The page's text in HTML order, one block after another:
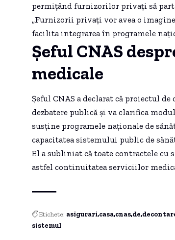
permițând furnizorilor privați să
„Furnizorii privați vor avea o imagine
facilita integrarea în programele
Șeful CNAS
medicale
Șeful CNAS a declarat că proiectul
dezbatere publică și va clarifica
susține programele naționale de
capacitatea sistemului public de
El a subliniat că toate contractele cu
astfel continuitatea serviciilor
Etichete: asigurari casacnasde
sistemul